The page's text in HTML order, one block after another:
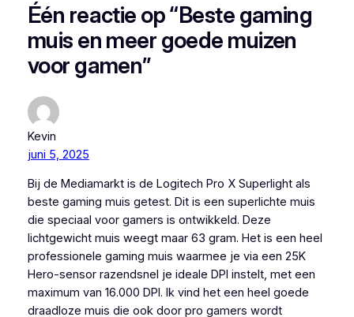
Één reactie op “Beste gaming
muis en meer goede muizen
voor gamen”
Kevin
juni 5, 2025
Bij de Mediamarkt is de Logitech Pro X Superlight als
beste gaming muis getest. Dit is een superlichte muis
die speciaal voor gamers is ontwikkeld. Deze
lichtgewicht muis weegt maar 63 gram. Het is een heel
professionele gaming muis waarmee je via een 25K
Hero-sensor razendsnel je ideale DPI instelt, met een
maximum van 16.000 DPI. Ik vind het een heel goede
draadloze muis die ook door pro gamers wordt